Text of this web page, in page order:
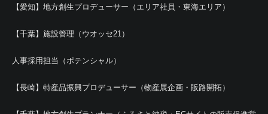
【愛知】地方創生プロデューサー（エリア社員・東海エリア）
【千葉】施設管理（ウオッセ21）
人事採用担当（ポテンシャル）
【長崎】特産品振興プロデューサー（物産展企画・販路開拓）